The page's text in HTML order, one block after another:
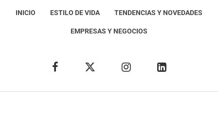
INICIO ESTILO DE VIDA TENDENCIAS Y NOVEDADES
EMPRESAS Y NEGOCIOS